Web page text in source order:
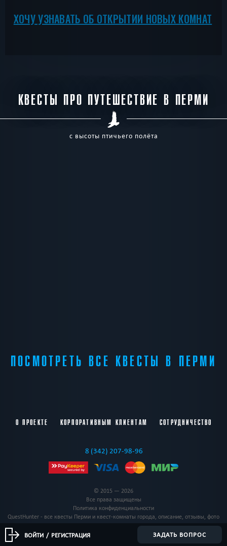
ХОЧУ УЗНАВАТЬ ОБ ОТКРЫТИИ НОВЫХ КОМНАТ
КВЕСТЫ ПРО ПУТЕШЕСТВИЕ В ПЕРМИ
с высоты птичьего полёта
ПОСМОТРЕТЬ ВСЕ КВЕСТЫ В ПЕРМИ
О ПРОЕКТЕ КОРПОРАТИВНЫМ КЛИЕНТАМ СОТРУДНИЧЕСТВО
8 (342) 207-98-96
© 2015 — 2026
Все права защищены
Политика конфиденциальности
QuestHunter - все квесты Перми и квест-комнаты города, описание, отзывы, фото
ВОЙТИ / РЕГИСТРАЦИЯ ЗАДАТЬ ВОПРОС